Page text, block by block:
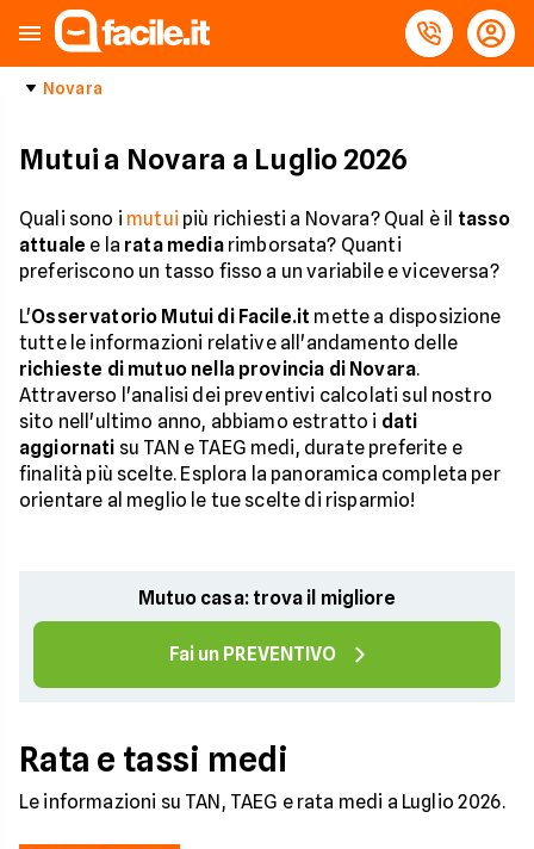
Novara
Mutui a Novara a Luglio 2026
Quali sono i mutui più richiesti a Novara? Qual è il tasso
attuale e la rata mediarimborsata? Quanti
preferiscono un tasso fisso a un variabile e viceversa?
L'Osservatorio Mutui di Facile.it mette a disposizione
tutte le informazioni relative all'andamento delle
richieste di mutuo nella provincia di Novara.
Attraverso l'analisi dei preventivi calcolati sul nostro
sito nell'ultimo anno, abbiamo estratto i dati
aggiornati su TAN e TAEG medi, durate preferite e
finalità più scelte. Esplora la panoramica completa per
orientare al meglio le tue scelte di risparmio!
Mutuo casa: trova il migliore
Fai un PREVENTIVO
Rata e tassi medi
Le informazioni su TAN, TAEG e rata medi a Luglio 2026.